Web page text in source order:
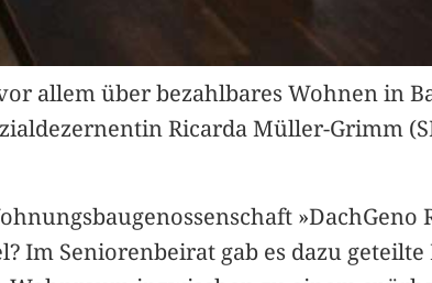
allem über bezahlbares Wohnen in
Ricarda Müller-Grimm
»DachGeno
Im Seniorenbeirat gab es dazu